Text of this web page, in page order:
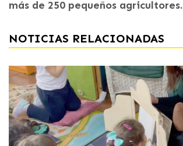
más de 250 pequeños agricultores.
NOTICIAS RELACIONADAS